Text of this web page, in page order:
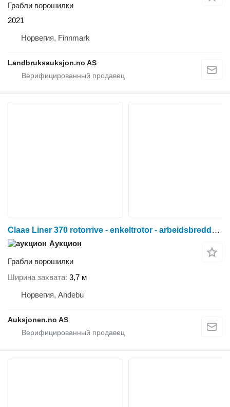
Грабли ворошилки
2021
Норвегия, Finnmark
Landbruksauksjon.no AS
Claas Liner 370 rotorrive - enkeltrotor - arbeidsbredde 3,70 m - trakt
Аукцион
Грабли ворошилки
Ширина захвата 3,7 м
Норвегия, Andebu
Auksjonen.no AS